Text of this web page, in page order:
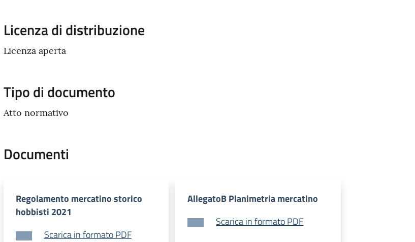
Licenza di distribuzione
Licenza aperta
Tipo di documento
Atto normativo
Documenti
Regolamento mercatino storico
hobbisti 2021
Scarica in formato PDF
AllegatoB Planimetria mercatino
Scarica in formato PDF